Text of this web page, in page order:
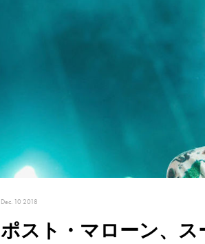
Dec. 10 2018
ポスト・マローン、